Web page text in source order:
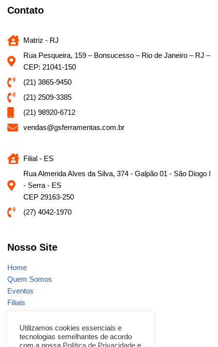
Contato
Matriz - RJ
Rua Pesqueira, 159 – Bonsucesso – Rio de Janeiro – RJ –
CEP: 21041-150
(21) 3865-9450
(21) 2509-3385
(21) 98920-6712
vendas@gsferramentas.com.br
Filial - ES
Rua Almerida Alves da Silva, 374 - Galpão 01 - São Diogo I
- Serra - ES
CEP 29163-250
(27) 4042-1970
Nosso Site
Home
Quem Somos
Eventos
Filiais
Fale conosco
Promoções
Utilizamos cookies essenciais e
tecnologias semelhantes de acordo